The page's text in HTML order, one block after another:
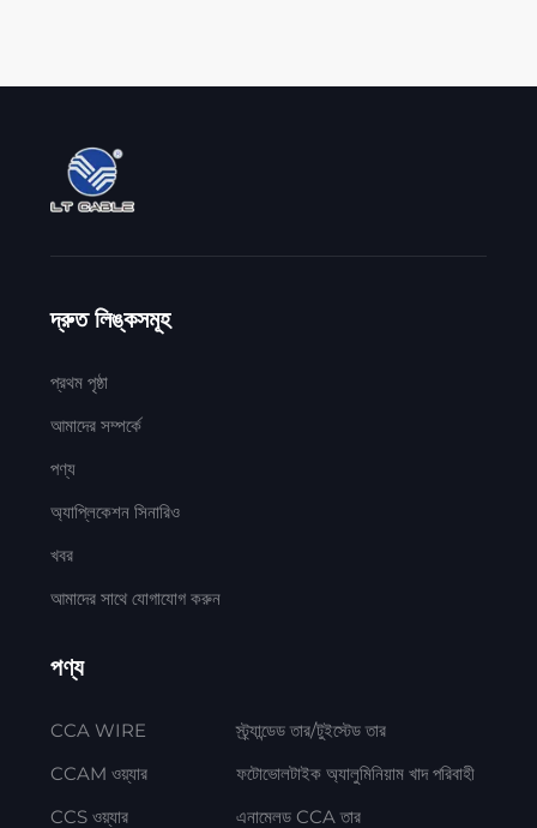
দ্রুত লিঙ্কসমূহ
প্রথম পৃষ্ঠা
আমাদের সম্পর্কে
পণ্য
অ্যাপ্লিকেশন সিনারিও
খবর
আমাদের সাথে যোগাযোগ করুন
পণ্য
CCA WIRE
CCAM ওয়্যার
CCS ওয়্যার
স্ট্র্যান্ডেড তার/টুইস্টেড তার
ফটোভোলটাইক অ্যালুমিনিয়াম খাদ পরিবাহী
এনামেলড CCA তার